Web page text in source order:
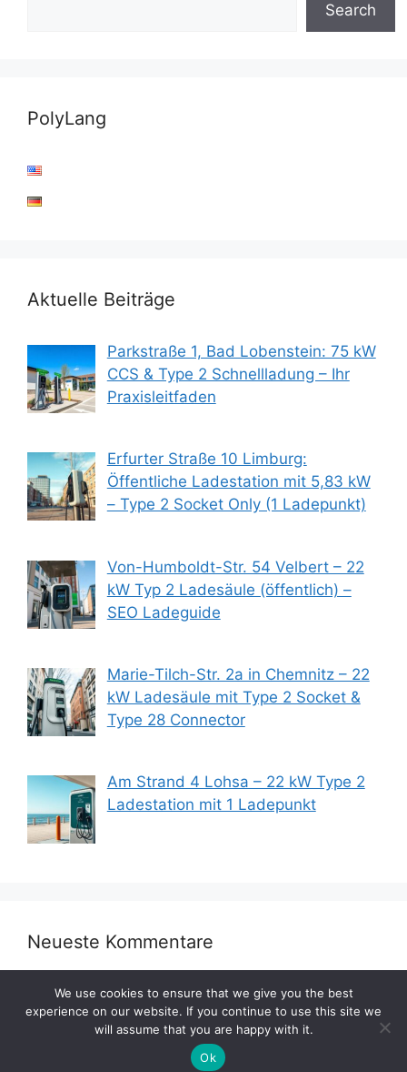
Search
PolyLang
Aktuelle Beiträge
Parkstraße 1, Bad Lobenstein: 75 kW
CCS & Type 2 Schnellladung – Ihr
Praxisleitfaden
Erfurter Straße 10 Limburg:
Öffentliche Ladestation mit 5,83 kW
– Type 2 Socket Only (1 Ladepunkt)
Von-Humboldt-Str. 54 Velbert – 22
kW Typ 2 Ladesäule (öffentlich) –
SEO Ladeguide
Marie-Tilch-Str. 2a in Chemnitz – 22
kW Ladesäule mit Type 2 Socket &
Type 28 Connector
Am Strand 4 Lohsa – 22 kW Type 2
Ladestation mit 1 Ladepunkt
Neueste Kommentare
We use cookies to ensure that we give you the best
experience on our website. If you continue to use this site we
will assume that you are happy with it.
Ok